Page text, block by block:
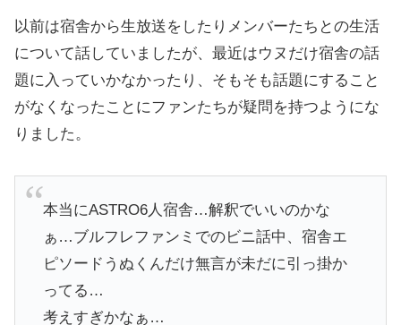
以前は宿舎から生放送をしたりメンバーたちとの生活
について話していましたが、最近はウヌだけ宿舎の話
題に入っていかなかったり、そもそも話題にすること
がなくなったことにファンたちが疑問を持つようにな
りました。
本当にASTRO6人宿舎…解釈でいいのかな
ぁ…ブルフレファンミでのビニ話中、宿舎エ
ピソードうぬくんだけ無言が未だに引っ掛か
ってる…
考えすぎかなぁ…